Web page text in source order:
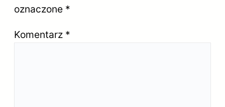
oznaczone *
Komentarz *